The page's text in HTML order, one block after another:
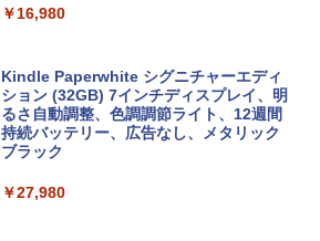
tomtoc 360°保護 15.6 16インチ パソコ
ンケース Dell NEC Lavie ASUS HP dyna
book Lenovo対応
定バーチャルアイテムを含む】 【オンラ
インゲームコード】 ロブロックス |オン
ラインコード版
￥1,600
￥1,292
非エンジニア 初心者 素人 でも安心 使い
￥16,980
Kindle Paperwhite シグニチャーエディ
ション (32GB) 7インチディスプレイ、明
るさ自動調整、色調調節ライト、12週間
持続バッテリー、広告なし、メタリック
ブラック
￥27,980